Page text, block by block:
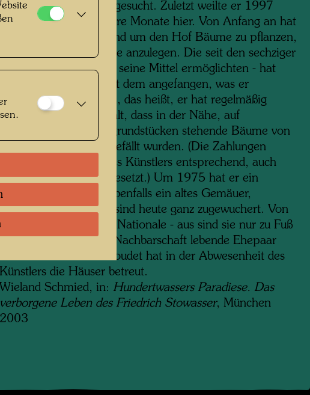
Picaudière seltener aufgesucht. Zuletzt weilte er 1997
noch einmal für mehrere Monate hier. Von Anfang an hat
er damit begonnen, rund um den Hof Bäume zu pflanzen,
Brunnen und Ökoteiche anzulegen. Die seit den sechziger
Jahren - sobald es ihm seine Mittel ermöglichten - hat
Hundertwasser hier mit dem angefangen, was er
„Naturfreikauf“ nannte, das heißt, er hat regelmäßig
„Lösegeld“ dafür bezahlt, dass in der Nähe, auf
angrenzende Nachbargrundstücken stehende Bäume von
ihren Besitzern nicht gefällt wurden. (Die Zahlungen
werden, dem Willen des Künstlers entsprechend, auch
nach seinem Tod fortgesetzt.) Um 1975 hat er ein
zweites Bauernhaus, ebenfalls ein altes Gemäuer,
hinzuerworben. Beide sind heute ganz zugewuchert. Von
der Straße - der Route Nationale - aus sind sie nur zu Fuß
erreichbar. Das in der Nachbarschaft lebende Ehepaar
Francis und Simone Goudet hat in der Abwesenheit des
Künstlers die Häuser betreut.
Wieland Schmied, in: Hundertwassers Paradiese. Das
verborgene Leben des Friedrich Stowasser, München
2003